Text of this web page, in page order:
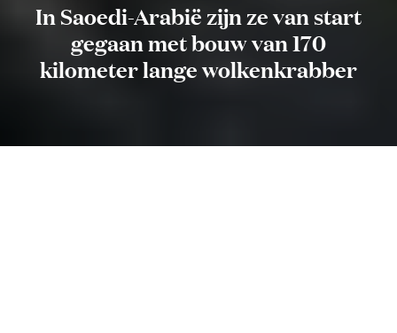
In Saoedi-Arabië zijn ze van start
gegaan met bouw van 170
kilometer lange wolkenkrabber